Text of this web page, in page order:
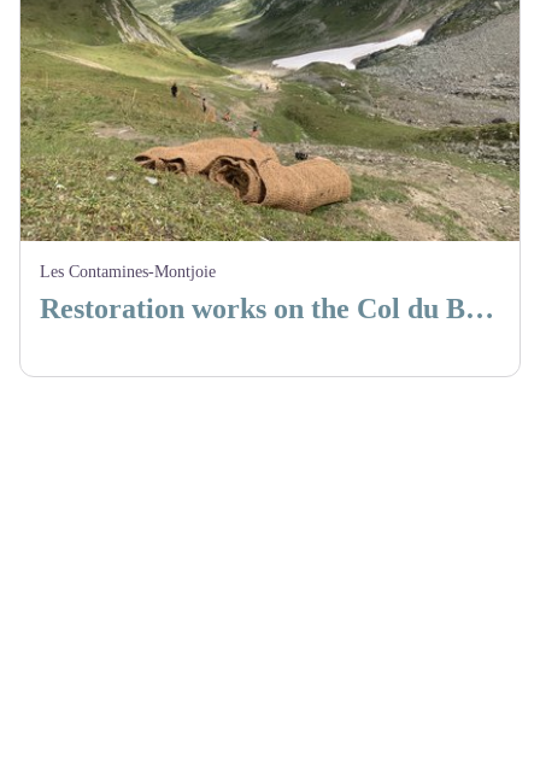
Les Contamines-Montjoie
Restoration works on the Col du Bonhomme mountain pass trail